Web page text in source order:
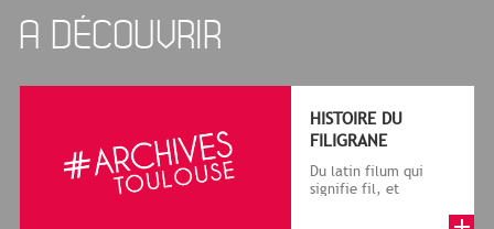
A DÉCOUVRIR
HISTOIRE DU
FILIGRANE
Du latin filum qui
signifie fil, et